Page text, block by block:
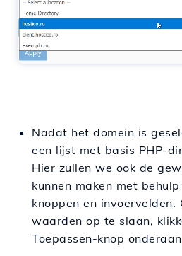
Nadat het domein is
een lijst met basis PHP-
Hier zullen we ook de
kunnen maken met
knoppen en invoervelden.
waarden op te slaan,
Toepassen-knop